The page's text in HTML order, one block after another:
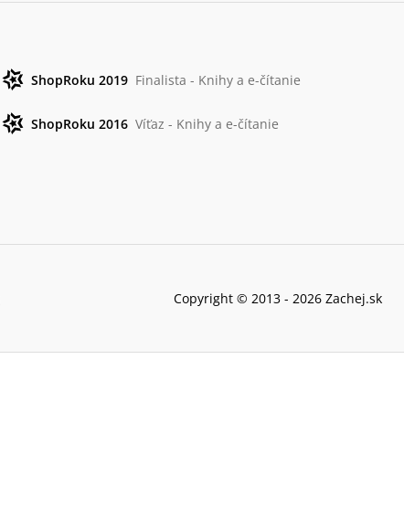
ShopRoku 2019 Finalista - Knihy a e-čítanie
ShopRoku 2016 Víťaz - Knihy a e-čítanie
Copyright © 2013 - 2026 Zachej.sk